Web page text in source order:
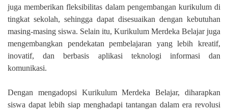
juga memberikan fleksibilitas dalam pengembangan kurikulum di
tingkat sekolah, sehingga dapat disesuaikan dengan kebutuhan
masing-masing siswa. Selain itu, Kurikulum Merdeka Belajar juga
mengembangkan pendekatan pembelajaran yang lebih kreatif,
inovatif, dan berbasis aplikasi teknologi informasi dan
komunikasi.
Dengan mengadopsi Kurikulum Merdeka Belajar, diharapkan
siswa dapat lebih siap menghadapi tantangan dalam era revolusi